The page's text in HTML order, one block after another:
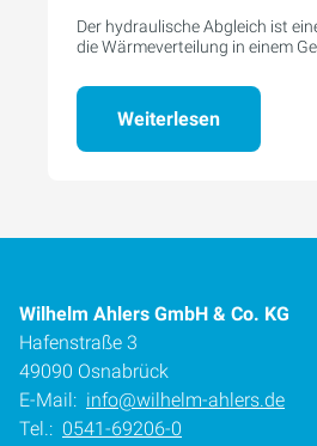
Der hydraulische Abgleich ist
die Wärmeverteilung in einem
Weiterlesen
Wilhelm Ahlers GmbH & Co. KG
Hafenstraße 3
49090 Osnabrück
E-Mail: info@wilhelm-ahlers.de
Tel.: 0541-69206-0